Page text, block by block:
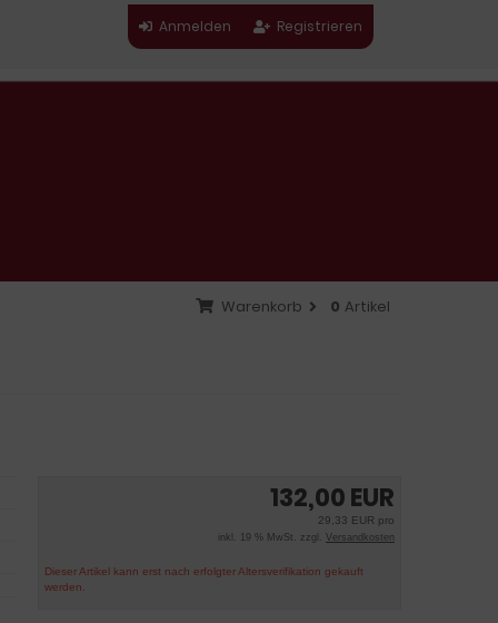
Registrieren
Anmelden
Warenkorb 0 Artikel
132,00 EUR
29,33 EUR pro
inkl. 19 % MwSt. zzgl. Versandkosten
Dieser Artikel kann erst nach erfolgter Altersverifikation gekauft
werden.